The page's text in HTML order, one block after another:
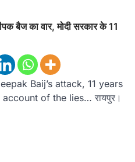
बैज का वार, मोदी सरकार के 11
Baij’s attack, 11 years
of the lies… रायपुर।